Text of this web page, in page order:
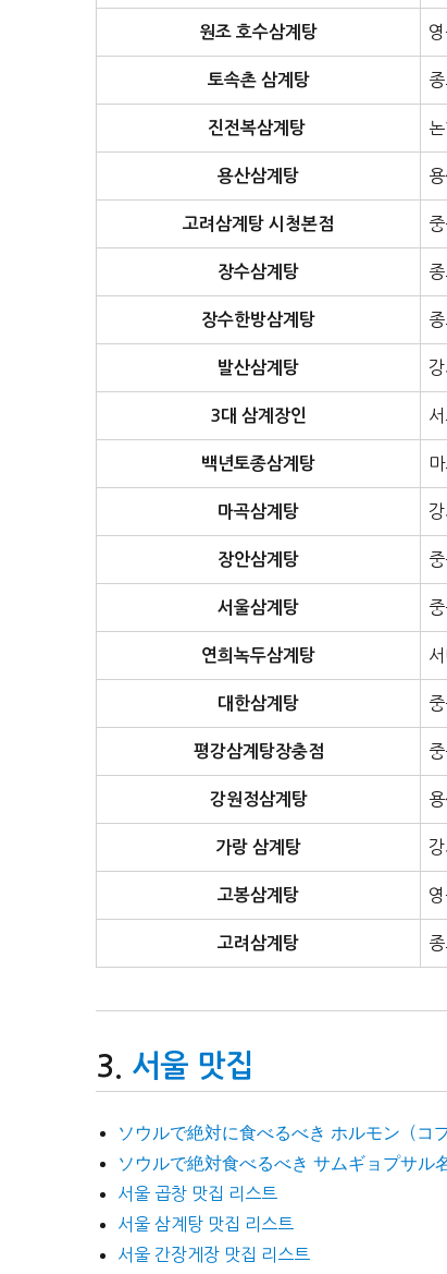
원조 호수삼계탕
토속촌 삼계탕
진전복삼계탕
용산삼계탕
고려삼계탕 시청본점
장수삼계탕
장수한방삼계탕
발산삼계탕
3대 삼계장인
백년토종삼계탕
마곡삼계탕
장안삼계탕
서울삼계탕
연희녹두삼계탕
대한삼계탕
평강삼계탕장충점
강원정삼계탕
가랑 삼계탕
고봉삼계탕
고려삼계탕
서울 맛집
ソウルで絶対に食べるべき ホルモン（コ
ソウルで絶対食べるべき サムギョプサル
서울 곱창 맛집 리스트
서울 삼계탕 맛집 리스트
서울 간장게장 맛집 리스트